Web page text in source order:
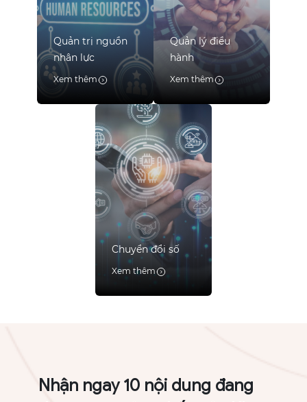
Quản trị nguồn
nhân lực
Xem thêm
Quản lý điều
hành
Xem thêm
Chuyển đổi số
Xem thêm
Nhận ngay 10 nội dung đang